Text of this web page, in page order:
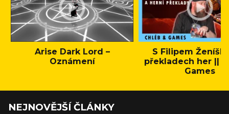
Arise Dark Lord –
Oznámení
S Filipem
překladech her ||
Games
NEJNOVĚJŠÍ ČLÁNKY